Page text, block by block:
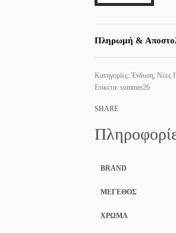
Πληρωμή &
Κατηγορίες:Ένδυση, Νέες
Ετικέτα: summer26
SHARE
BRAND
ΜΈΓΕΘΟΣ
ΧΡΏΜΑ